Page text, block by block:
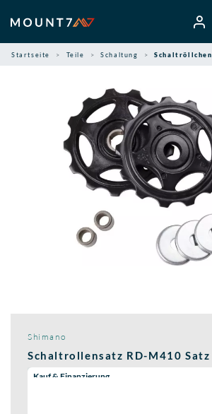
Inhalt
springen
Startseite Teile Schaltung Schaltröllchen
Shimano
Schaltrollensatz RD-M410 Satz
Wähle eine Preisoption:
Kauf & Finanzierung